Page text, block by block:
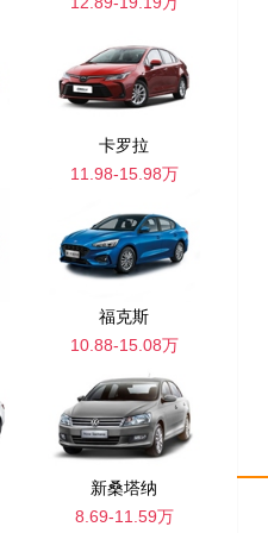
卡罗拉
11.98-15.98万
福克斯
10.88-15.08万
新桑塔纳
8.69-11.59万